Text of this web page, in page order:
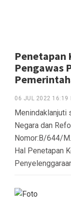
Penetapan
Pengawas
06 JUL 2022 16:19
Menindaklanjuti
Negara dan
Nomor:B/644/
Hal Penetapan